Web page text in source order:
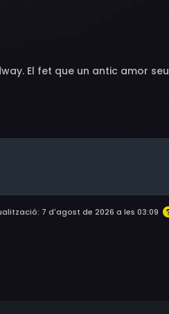
Mildred Boyd, Edna Callahan,
Mary Halsey, Theresa Harris,
Dennis O'Keefe, Tom
El fet que un antic amor seu
7 d'agost de 2026 a les 03:09